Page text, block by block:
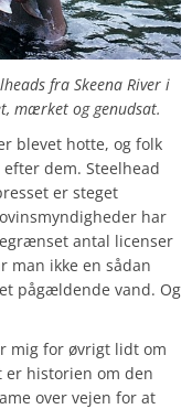
fra Skeena River i
mærket og genudsat.
blevet hotte, og folk
dem. Steelhead
er steget
har
antal licenser
man ikke en sådan
pågældende vand. Og
mig for øvrigt lidt om
historien om den
over vejen for at